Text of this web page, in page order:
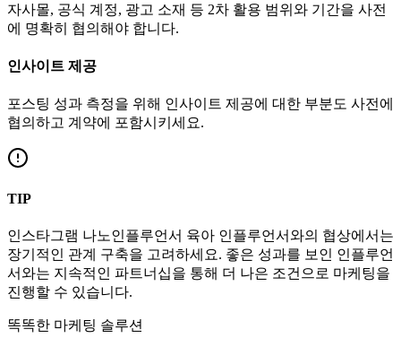
자사몰, 공식 계정, 광고 소재 등 2차 활용 범위와 기간을 사전
에 명확히 협의해야 합니다.
인사이트 제공
포스팅 성과 측정을 위해 인사이트 제공에 대한 부분도 사전에
협의하고 계약에 포함시키세요.
TIP
인스타그램 나노인플루언서 육아 인플루언서와의 협상에서는
장기적인 관계 구축을 고려하세요. 좋은 성과를 보인 인플루언
서와는 지속적인 파트너십을 통해 더 나은 조건으로 마케팅을
진행할 수 있습니다.
똑똑한 마케팅 솔루션